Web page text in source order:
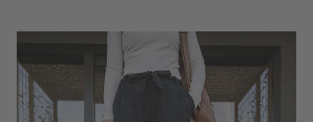
Freie Nutzung des Tschögglbergbusses -
Wanderbus zwischen Jenesien und Meran 2000
(Nr. 157)
Hotelshuttle ins Wandergebiet (begrenzte
Plätze)
Tesla Universal-Destination Charger neuester